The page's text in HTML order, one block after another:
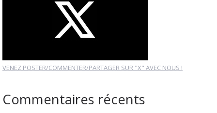
VENEZ POSTER/COMMENTER/PARTAGER SUR "X" AVEC NOUS !
Commentaires récents